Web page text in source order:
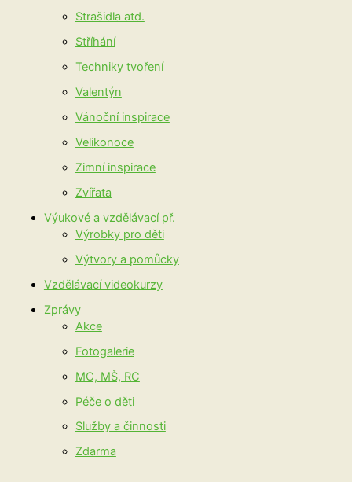
Strašidla atd.
Stříhání
Techniky tvoření
Valentýn
Vánoční inspirace
Velikonoce
Zimní inspirace
Zvířata
Výukové a vzdělávací př.
Výrobky pro děti
Výtvory a pomůcky
Vzdělávací videokurzy
Zprávy
Akce
Fotogalerie
MC, MŠ, RC
Péče o děti
Služby a činnosti
Zdarma